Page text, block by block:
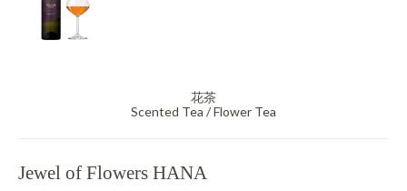
花茶
Scented Tea / Flower Tea
Jewel of Flowers HANA